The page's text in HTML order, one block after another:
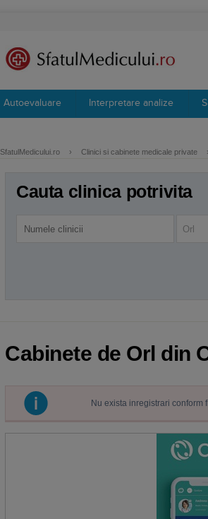
Autoevaluare Interpretare analize
SfatulMedicului.ro › Clinici si cabinete medicale private
Cauta clinica potrivita
Orl
Cabinete de Orl din
Nu exista inregistrari